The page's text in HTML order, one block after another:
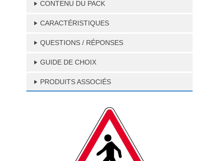
CONTENU DU PACK
CARACTÉRISTIQUES
QUESTIONS / RÉPONSES
GUIDE DE CHOIX
PRODUITS ASSOCIÉS